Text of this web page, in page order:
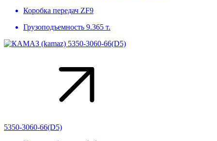
Коробка передач ZF9
Грузоподъемность 9.365 т.
5350-3060-66(D5)